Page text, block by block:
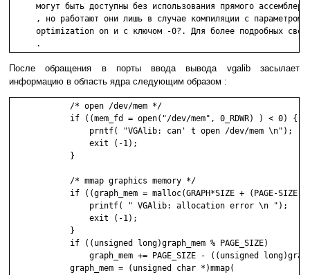
могут быть доступны без использования прямого
     , но работают они лишь в случае компиляции с параметром
optimization on и с ключом -0?. Для более подробных
После обращения в порты ввода вывода vgalib засылает
информацию в область ядра следующим образом :
            /* open /dev/mem */
            if ((mem_fd = open("/dev/mem", 0_RDWR) ) < 0) {
                prntf( "VGAlib: can' t open /dev/mem \n");
                exit (-1);
            }
            /* mmap graphics memory */
if ((graph_mem = malloc(GRAPH*SIZE + (PAGE-SIZE-
                printf( " VGAlib: allocation error \n ");
                exit (-1);
            }
            if ((unsigned long)graph_mem % PAGE_SIZE)
graph_mem += PAGE_SIZE - ((unsigned
            graph_mem = (unsigned char *)mmap(